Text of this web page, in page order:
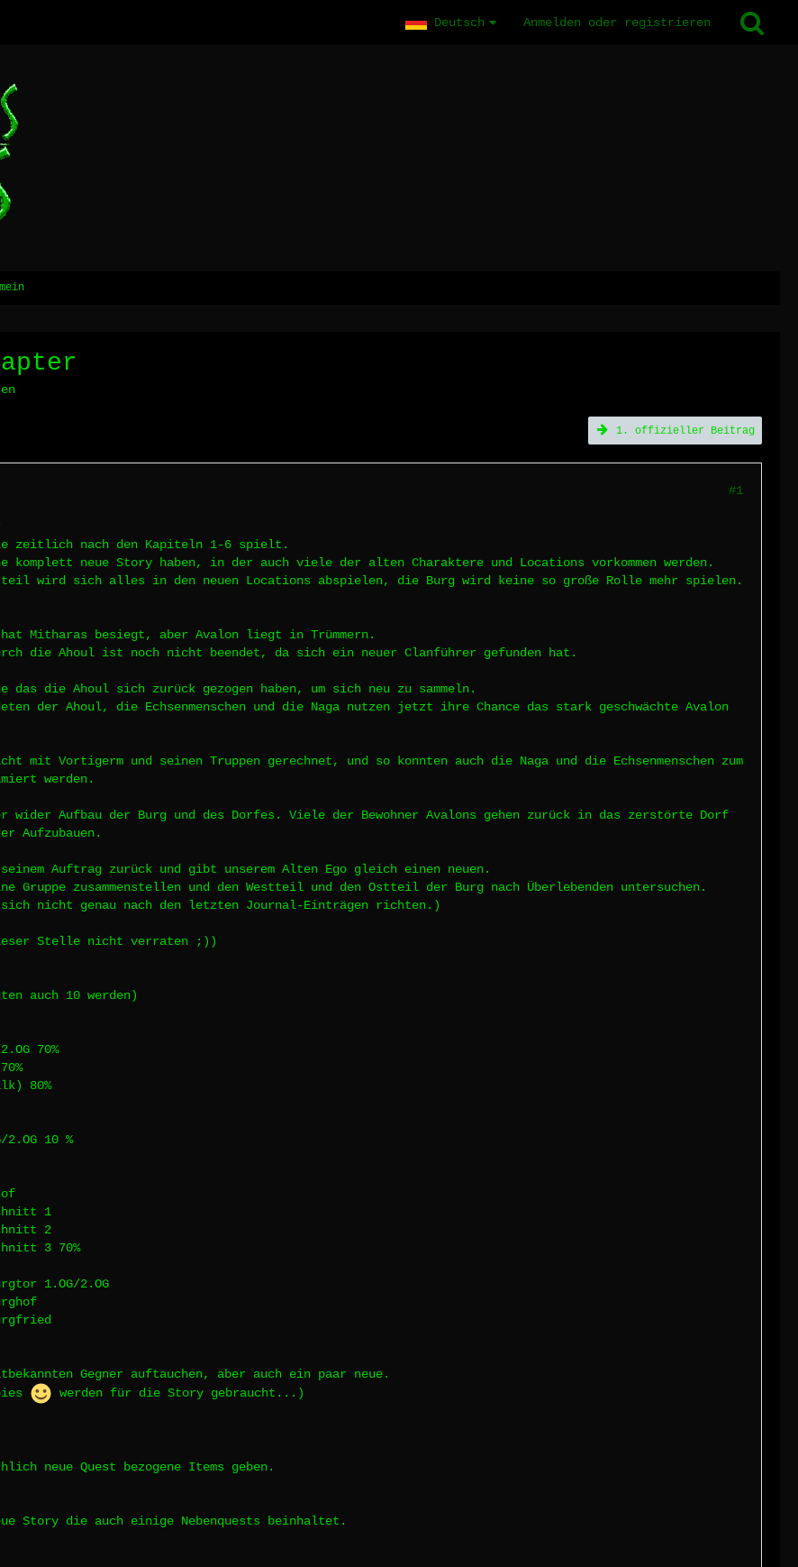
Deutsch Anmelden oder registrieren
1. offizieller Beitrag
#1
zeitlich nach den Kapiteln 1-6 spielt.
komplett neue Story haben, in der auch viele der alten Charaktere und Locations vorkommen werden.
teil wird sich alles in den neuen Locations abspielen, die Burg wird keine so große Rolle mehr spielen.
Mitharas besiegt, aber Avalon liegt in Trümmern.
die Ahoul ist noch nicht beendet, da sich ein neuer Clanführer gefunden hat.
das die Ahoul sich zurück gezogen haben, um sich neu zu sammeln.
der Ahoul, die Echsenmenschen und die Naga nutzen jetzt ihre Chance das stark geschwächte Avalon
mit Vortigerm und seinen Truppen gerechnet, und so konnten auch die Naga und die Echsenmenschen zum
werden.
wider Aufbau der Burg und des Dorfes. Viele der Bewohner Avalons gehen zurück in das zerstörte Dorf
Aufzubauen.
seinem Auftrag zurück und gibt unserem Alten Ego gleich einen neuen.
Gruppe zusammenstellen und den Westteil und den Ostteil der Burg nach Überlebenden untersuchen.
nicht genau nach den letzten Journal-Einträgen richten.)
Stelle nicht verraten ;))
auch 10 werden)
70%
80%
10 %
1
2
3 70%
1.OG/2.OG
Gegner auftauchen, aber auch ein paar neue.
werden für die Story gebraucht...)
neue Quest bezogene Items geben.
Story die auch einige Nebenquests beinhaltet.